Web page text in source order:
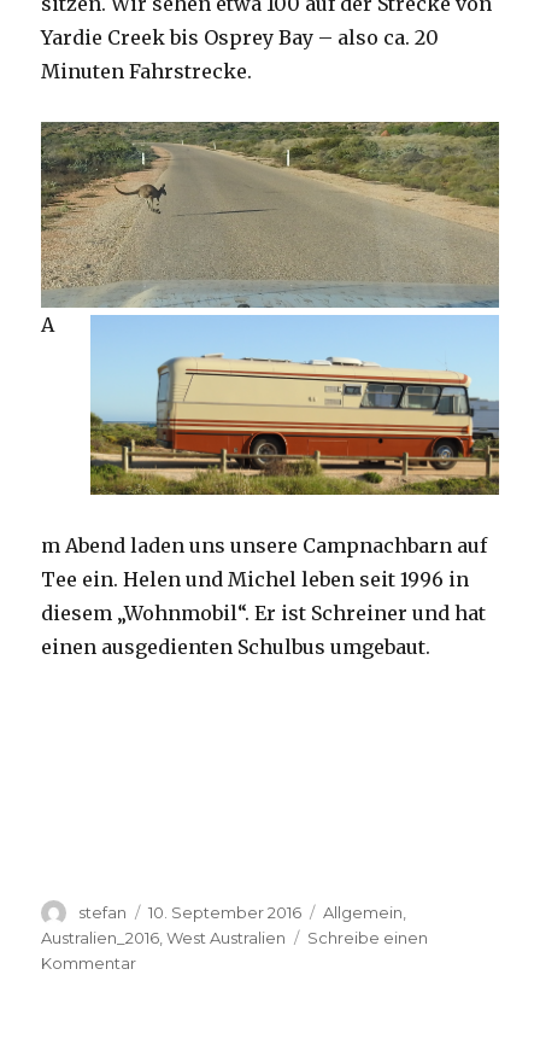
Yardie Creek bis Osprey Bay – also ca. 20
Minuten Fahrstrecke.
A
m Abend laden uns unsere Campnachbarn auf
Tee ein. Helen und Michel leben seit 1996 in
diesem „Wohnmobil“. Er ist Schreiner und hat
einen ausgedienten Schulbus umgebaut.
Autor
stefan
Veröffentlicht
am
10. September 2016 Kategorien
Allgemein
Australien_2016 ,West Australien
Schreibe einen
Kommentarzu